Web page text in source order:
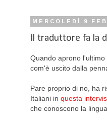
MERCOLEDÌ 9
Il traduttore fa la
Quando aprono
com'è uscito dalla
Pare proprio di no, ha
Italiani in questa
che conoscono la